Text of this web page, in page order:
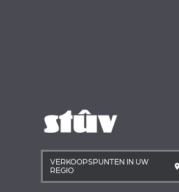
VERKOOPSPUNTEN IN UW
REGIO